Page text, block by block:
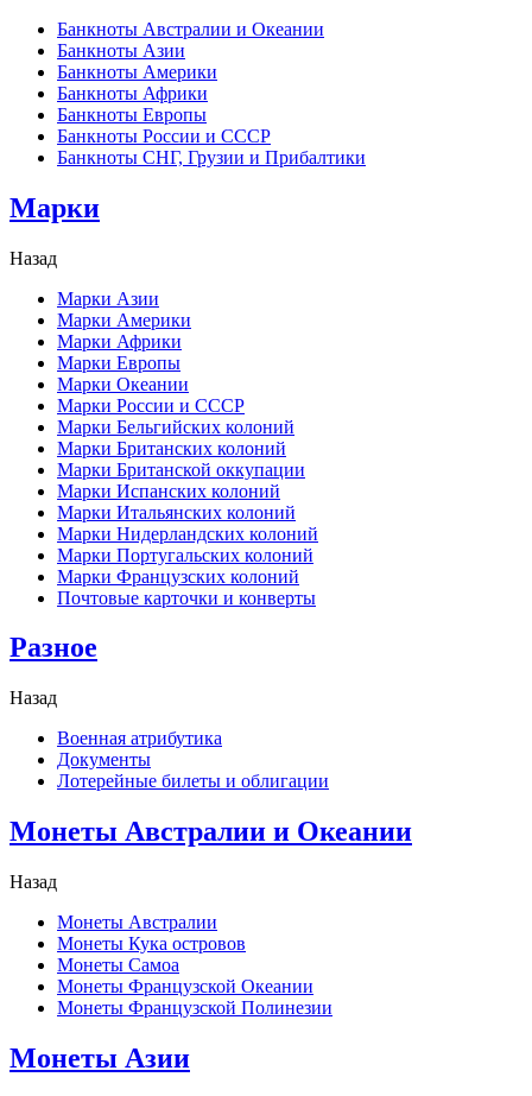
Банкноты Австралии и Океании
Банкноты Азии
Банкноты Америки
Банкноты Африки
Банкноты Европы
Банкноты России и СССР
Банкноты СНГ, Грузии и Прибалтики
Марки
Назад
Марки Азии
Марки Америки
Марки Африки
Марки Европы
Марки Океании
Марки России и СССР
Марки Бельгийских колоний
Марки Британских колоний
Марки Британской оккупации
Марки Испанских колоний
Марки Итальянских колоний
Марки Нидерландских колоний
Марки Португальских колоний
Марки Французских колоний
Почтовые карточки и конверты
Разное
Назад
Военная атрибутика
Документы
Лотерейные билеты и облигации
Монеты Австралии и Океании
Назад
Монеты Австралии
Монеты Кука островов
Монеты Самоа
Монеты Французской Океании
Монеты Французской Полинезии
Монеты Азии